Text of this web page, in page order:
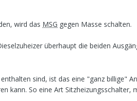
wird das MSG gegen Masse schalten.
überhaupt die beiden
sind, ist das eine "ganz billige"
kann. So eine Art Sitzheizungsschalter,